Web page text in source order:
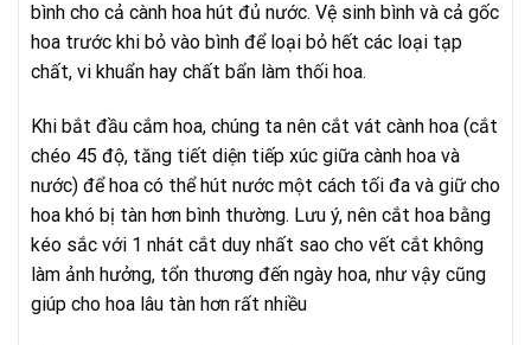
bình cho cả cành hoa hút đủ nước. Vệ sinh bình và cả gốc
hoa trước khi bỏ vào bình để loại bỏ hết các loại tạp
chất, vi khuẩn hay chất bẩn làm thối hoa.
Khi bắt đầu cắm hoa, chúng ta nên cắt vát cành hoa (cắt
chéo 45 độ, tăng tiết diện tiếp xúc giữa cành hoa và
nước) để hoa có thể hút nước một cách tối đa và giữ cho
hoa khó bị tàn hơn bình thường. Lưu ý, nên cắt hoa bằng
kéo sắc với 1 nhát cắt duy nhất sao cho vết cắt không
làm ảnh hưởng, tổn thương đến ngày hoa, như vậy cũng
giúp cho hoa lâu tàn hơn rất nhiều